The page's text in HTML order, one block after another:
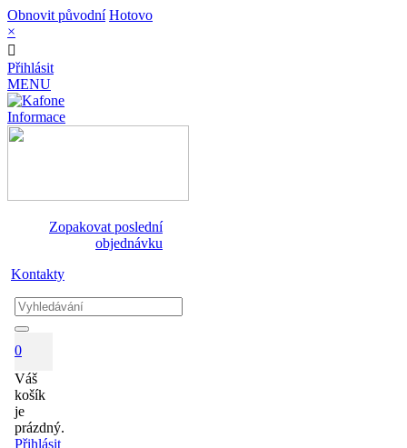
Obnovit původní Hotovo
×
Přihlásit
MENU
Informace
Zopakovat poslední
objednávku
Kontakty
0
Váš
košík
je
prázdný.
Přihlásit